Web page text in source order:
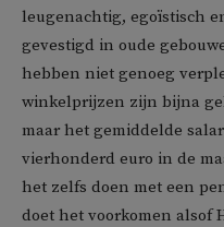
leugenachtig, egoïstisch
gevestigd in oude
hebben niet genoeg
winkelprijzen zijn bijna
maar het gemiddelde
vierhonderd euro in de
het zelfs doen met een
doet het voorkomen alsof